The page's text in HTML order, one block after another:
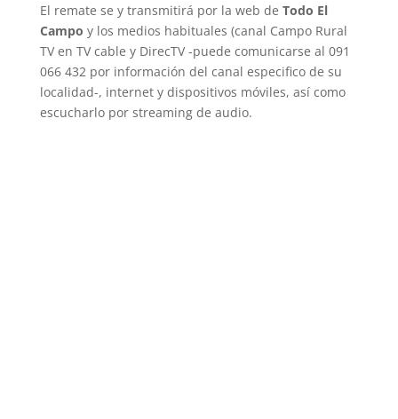
El remate se y transmitirá por la web de Todo El
Campo y los medios habituales (canal Campo Rural
TV en TV cable y DirecTV -puede comunicarse al 091
066 432 por información del canal especifico de su
localidad-, internet y dispositivos móviles, así como
escucharlo por streaming de audio.